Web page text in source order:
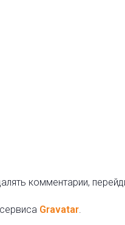
комментарии,
Gravatar.